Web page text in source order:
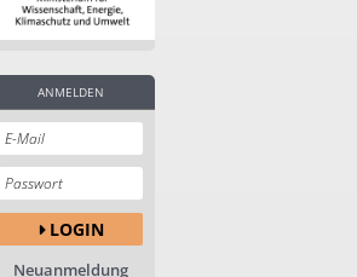
ANMELDEN
LOGIN
Neuanmeldung